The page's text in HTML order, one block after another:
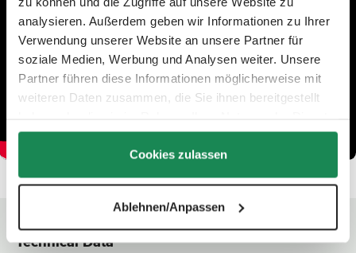
analysieren. Außerdem geben wir Informationen zu Ihrer
Verwendung unserer Website an unsere Partner für
soziale Medien, Werbung und Analysen weiter. Unsere
Partner führen diese Informationen möglicherweise mit
weiteren Daten zusammen, die Sie ihnen bereitgestellt
gesammelt haben.
Cookies zulassen
Ablehnen/Anpassen
Technical Data